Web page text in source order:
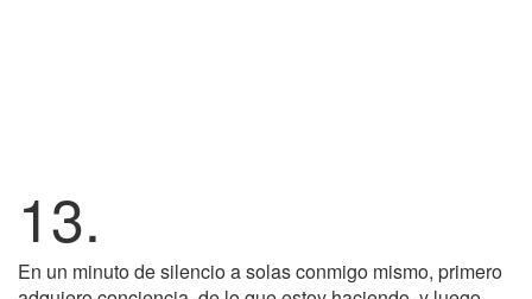
13.
En un minuto de silencio a solas conmigo mismo, primero